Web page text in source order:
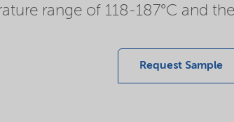
range of 118-187°C and
Request Sample